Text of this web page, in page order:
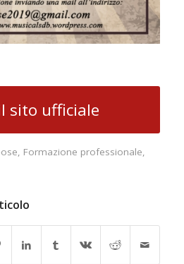
sito ufficiale
, Formazione professionale,